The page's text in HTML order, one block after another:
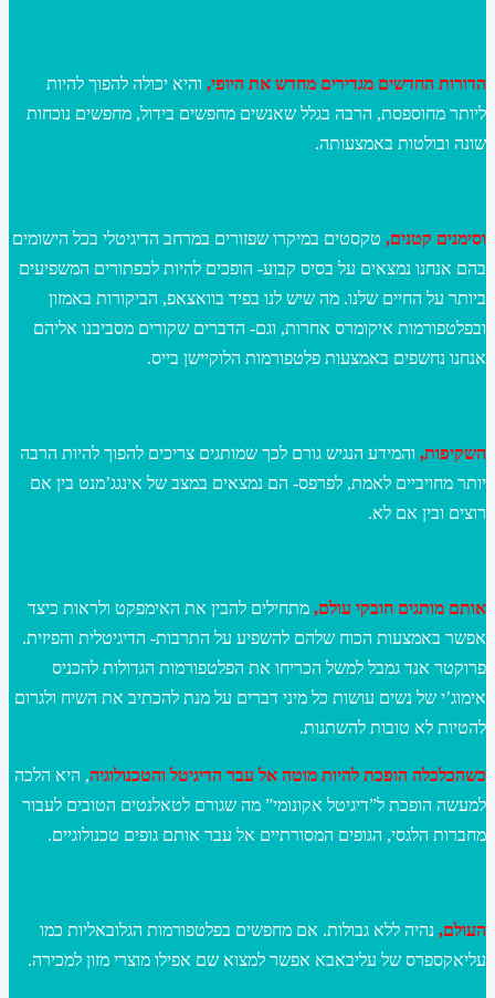
הדורות החדשים מגדירים מחדש את היופי, והיא יכולה להפוך להיות
ליותר מחוספסת, הרבה בגלל שאנשים מחפשים בידול, מחפשים נוכחות
שונה ובולטות באמצעותה.
וסימנים קטנים, טקסטים במיקרו שפזורים במרחב הדיגיטלי בכל הישומים
בהם אנחנו נמצאים על בסיס קבוע- הופכים להיות לכפתורים המשפיעים
ביותר על החיים שלנו. מה שיש לנו בפיד בוואצאפ, הביקורות באמזון
ובפלטפורמות איקומרס אחרות, וגם- הדברים שקורים מסביבנו אליהם
אנחנו נחשפים באמצעות פלטפורמות הלוקיישן בייס.
השקיפות, והמידע הנגיש גורם לכך שמותגים צריכים להפוך להיות הרבה
יותר מחויביים לאמת, לפרפס- הם נמצאים במצב של אינגג’מנט בין אם
רוצים ובין אם לא.
אותם מותגים חובקי עולם, מתחילים להבין את האימפקט ולראות כיצד
אפשר באמצעות הכוח שלהם להשפיע על התרבות- הדיגיטלית והפיזית.
פרוקטר אנד גמבל למשל הכריחו את הפלטפורמות הגדולות להכניס
אימוג’י של נשים עושות כל מיני דברים על מנת להכתיב את השיח ולגרום
להטיות לא טובות להשתנות.
כשהכלכלה הופכת להיות מוטה אל עבר הדיגיטל והטכנולוגיה, היא הלכה
למעשה הופכת ל”דיגיטל אקונומי” מה שגורם לטאלנטים הטובים לעבור
מחברות הלגסי, הגופים המסורתיים אל עבר אותם גופים טכנולוגיים.
העולם, נהיה ללא גבולות. אם מחפשים בפלטפורמות הגלובאליות כמו
עליאקספרס של עליבאבא אפשר למצוא שם אפילו מוצרי מזון למכירה.